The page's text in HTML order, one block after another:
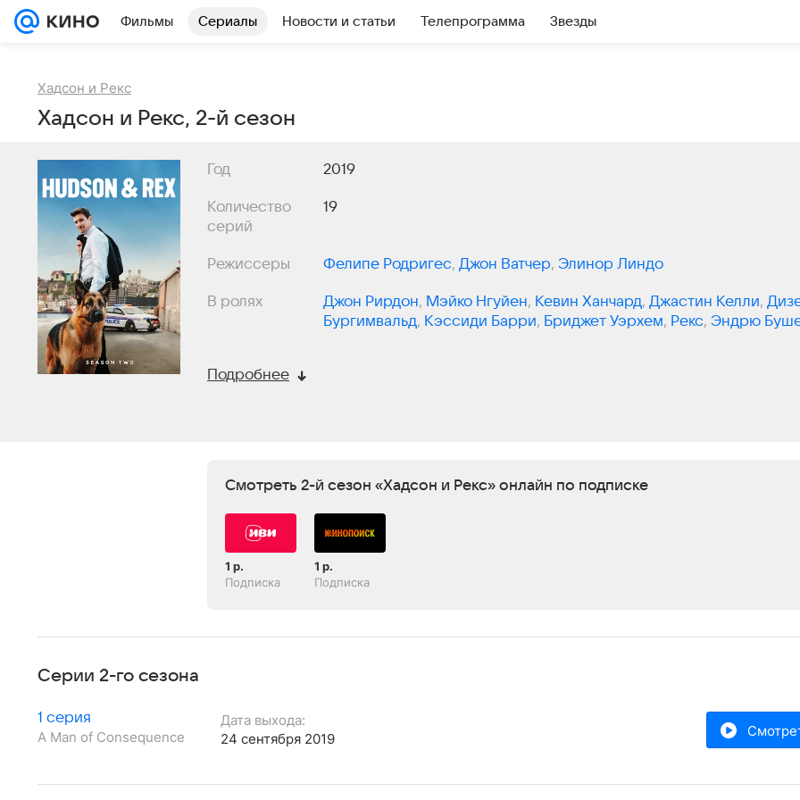
Фильмы Сериалы Новости и статьи Телепрограмма Звезды
Хадсон и Рекс
Хадсон и Рекс, 2-й сезон
Год 2019
Количество
серий
19
Режиссеры Фелипе Родригес, Джон Ватчер, Элинор Линдо
В ролях Джон Рирдон, Мэйко Нгуйен, Кевин Ханчард, Джастин Келли,
Бургимвальд, Кэссиди Барри, Бриджет Уэрхем, Рекс, Эндрю
Подробнее
Смотреть 2-й сезон «Хадсон и Рекс» онлайн по подписке
1 р.
Подписка
1 р.
Подписка
Серии 2-го сезона
1 серия
A Man of Consequence
Дата выхода:
24 сентября 2019